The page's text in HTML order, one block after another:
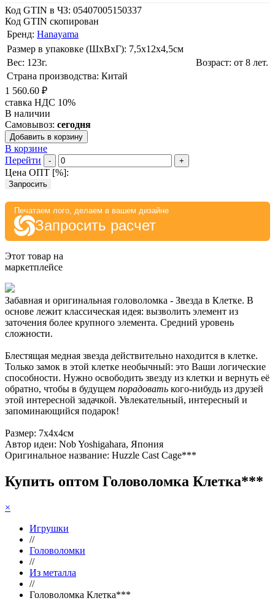
Код GTIN в ЧЗ: 05407005150337
Код GTIN скопирован
Бренд: Hanayama
Размер в упаковке (ШхВxГ): 7,5х12х4,5cм
Вес: 123г.
Возраст: от 8 лет.
Страна производства: Китай
1 560.60 ₽
ставка НДС 10%
В наличии
Самовывоз: сегодня
Добавить в корзину
В корзине
Перейти
- +
Цена ОПТ [%]:
Запросить
Печатаем лого, делаем в вашем дизайне
Запросить расчет
Этот товар на
маркетплейсе
Забавная и оригинальная головоломка - Звезда в Клетке. В
основе лежит классическая идея: вызволить элемент из
заточения более крупного элемента. Средний уровень
сложности.
Блестящая медная звезда действительно находится в клетке.
Только замок в этой клетке необычный: это Ваши логические
способности. Нужно освободить звезду из клетки и вернуть её
обратно, чтобы в будущем порадовать кого-нибудь из друзей
этой интересной задачкой. Увлекательный, интересный и
запоминающийся подарок!
Размер: 7х4х4см
Автор идеи: Nob Yoshigahara, Япония
Оригинальное название: Huzzle Cast Cage***
Купить оптом Головоломка Клетка***
×
Игрушки
//
Головоломки
//
Из металла
//
Головоломка Клетка***